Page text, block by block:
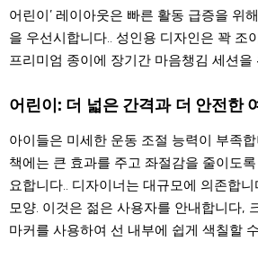
어린이’ 레이아웃은 빠른 활동 급증을 위
을 우선시합니다.. 성인용 디자인은 꽉 조
프리미엄 종이에 장기간 마음챙김 세션을
어린이: 더 넓은 간격과 더 안전한
아이들은 미세한 운동 조절 능력이 부족합
책에는 큰 효과를 주고 좌절감을 줄이도
요합니다.. 디자이너는 대규모에 의존합
모양. 이것은 젊은 사용자를 안내합니다,
마커를 사용하여 선 내부에 쉽게 색칠할